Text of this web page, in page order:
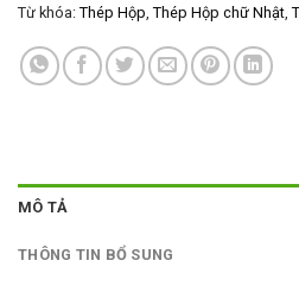
Từ khóa: Thép Hộp, Thép Hộp chữ Nhật,
MÔ TẢ
THÔNG TIN BỔ SUNG